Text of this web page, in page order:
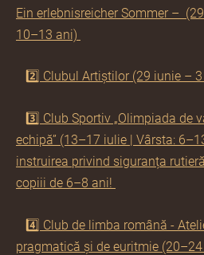
Ein erlebnisreicher Sommer –
10–13 ani)
2️⃣ Clubul Artiștilor (29 iunie –
3️⃣ Club Sportiv „Olimpiada de
echipă” (13–17 iulie | Vârsta:
instruirea privind siguranța
copiii de 6–8 ani!
4️⃣ Club de limba română -
pragmatică și de euritmie